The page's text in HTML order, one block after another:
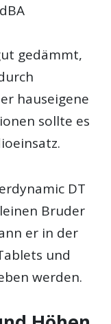
gedämmt,
hauseigene
sollte es
DT
Bruder
er in der
und
werden.